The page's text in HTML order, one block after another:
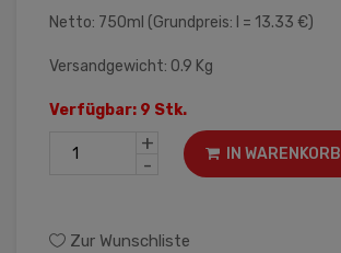
Netto: 750ml (Grundpreis: l = 13.33 €)
Versandgewicht: 0.9 Kg
Verfügbar: 9 Stk.
+
-
IN WARENKORB
Zur Wunschliste